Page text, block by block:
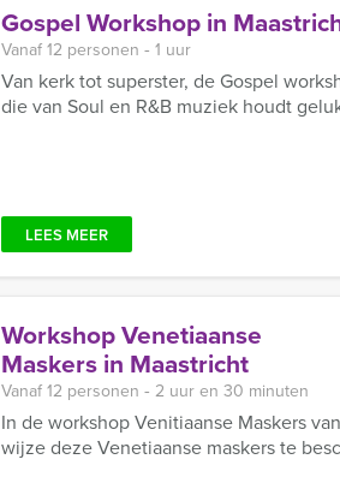
Gospel Workshop in
Vanaf 12 personen ‐ 1 uur
Van kerk tot superster, de Gospel
die van Soul en R&B muziek houdt
LEES MEER
Workshop Venetiaanse
Maskers in Maastricht
Vanaf 12 personen ‐ 2 uur en 30 minuten
In de workshop Venitiaanse Maskers
wijze deze Venetiaanse maskers te